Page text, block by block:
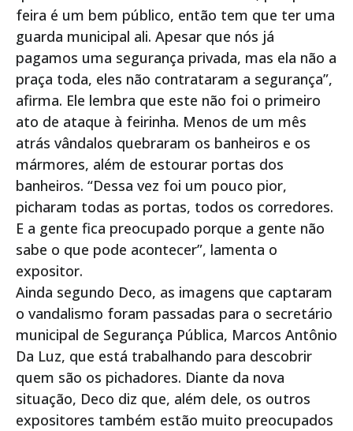
feira é um bem público, então tem que ter uma
guarda municipal ali. Apesar que nós já
pagamos uma segurança privada, mas ela não a
praça toda, eles não contrataram a segurança”,
afirma. Ele lembra que este não foi o primeiro
ato de ataque à feirinha. Menos de um mês
atrás vândalos quebraram os banheiros e os
mármores, além de estourar portas dos
banheiros. “Dessa vez foi um pouco pior,
picharam todas as portas, todos os corredores.
E a gente fica preocupado porque a gente não
sabe o que pode acontecer”, lamenta o
expositor.
Ainda segundo Deco, as imagens que captaram
o vandalismo foram passadas para o secretário
municipal de Segurança Pública, Marcos Antônio
Da Luz, que está trabalhando para descobrir
quem são os pichadores. Diante da nova
situação, Deco diz que, além dele, os outros
expositores também estão muito preocupados